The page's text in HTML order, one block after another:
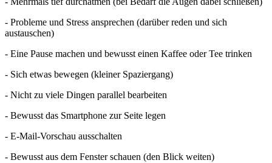
- Probleme und Stress ansprechen (darüber reden und sich
austauschen)
- Eine Pause machen und bewusst einen Kaffee oder Tee trinken
- Sich etwas bewegen (kleiner Spaziergang)
- Nicht zu viele Dingen parallel bearbeiten
- Bewusst das Smartphone zur Seite legen
- E-Mail-Vorschau ausschalten
- Bewusst aus dem Fenster schauen (den Blick weiten)